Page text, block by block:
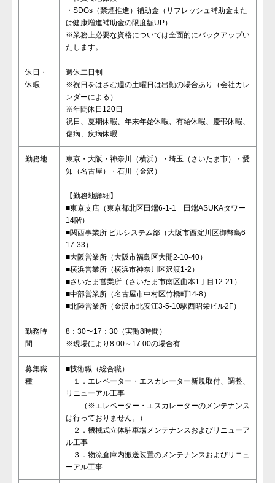
・SDGs（禁煙推進）補助金（リフレッシュ補助金また
は健康増進補助金の限度額UP）
※業務上必要な資格については全面的にバックアップい
たします。
休日・
休暇
週休二日制
※祝日をはさむ週の土曜日は出勤の場合あり（会社カレ
ンダーによる）
※年間休日120日
祝日、夏期休暇、年末年始休暇、有給休暇、慶弔休暇、
傷病、疾病休暇
勤務地
東京・大阪・神奈川（横浜）・埼玉（さいたま市）・愛
知（名古屋）・石川（金沢）
【勤務地詳細】
■東京支店（東京都北区田端6-1-1 田端ASUKAタワー
14階）
■関西事業所 ビルシステム部（大阪市西淀川区御幣島6-
17-33）
■大阪営業所（大阪市福島区大開2-10-40）
■横浜営業所（横浜市神奈川区沢渡1-2）
■さいたま営業所（さいたま市南区曲本1丁目12-21）
■中部営業所（名古屋市中村区竹橋町14-8）
■北陸営業所（金沢市北安江3-5-10駅西昭栄ビル2F）
勤務時
間
8：30〜17：30（実働8時間）
※現場により8:00～17:00の場合有
募集職
種
■技術職（総合職）
１．エレベーター・エスカレーター新規取付、調整、
リニューアル工事
（※エレベーター・エスカレーターのメンテナンス
は行っておりません。）
２．機械式立体駐車場メンテナンスおよびリニューア
ル工事
３．物流倉庫内搬送装置のメンテナンスおよびリニュ
ーアル工事